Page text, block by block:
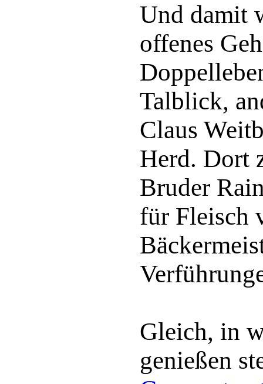
Und damit
offenes
Talblick,
Claus
Herd. Dort
Bruder
für Fleisch
Gleich, in
genießen